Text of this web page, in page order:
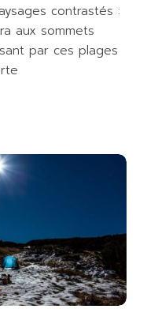
contrastés :
aux sommets
par ces plages